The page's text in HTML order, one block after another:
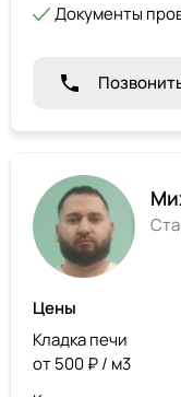
Документы
Цены
Кладка печи
от 500 ₽ / м3